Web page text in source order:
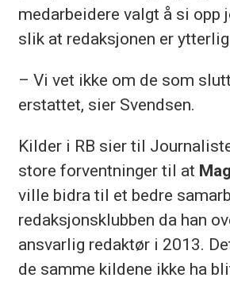
medarbeidere valgt å si opp
slik at redaksjonen er
– Vi vet ikke om de som
erstattet, sier Svendsen.
Kilder i RB sier til
store forventninger til at
ville bidra til et bedre
redaksjonsklubben da han
ansvarlig redaktør i 2013.
de samme kildene ikke ha